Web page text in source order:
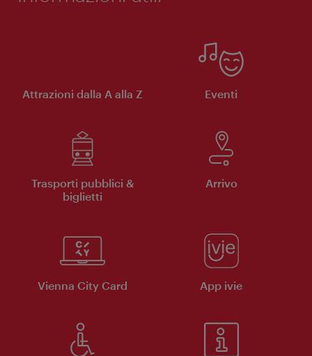
Attrazioni dalla A alla Z Eventi
Trasporti pubblici &
biglietti
Arrivo
Vienna City Card App ivie